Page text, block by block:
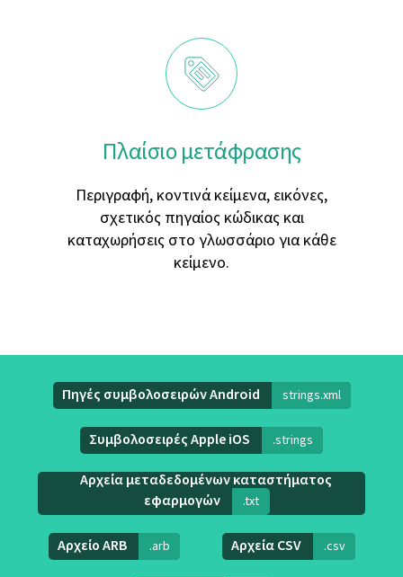
Πλαίσιο μετάφρασης
Περιγραφή, κοντινά κείμενα, εικόνες,
σχετικός πηγαίος κώδικας και
καταχωρήσεις στο γλωσσάριο για κάθε
κείμενο.
Πηγές συμβολοσειρών Android strings.xml
Συμβολοσειρές Apple iOS .strings
Αρχεία μεταδεδομένων καταστήματος
εφαρμογών
.txt
Αρχείο ARB .arb Αρχεία CSV .csv